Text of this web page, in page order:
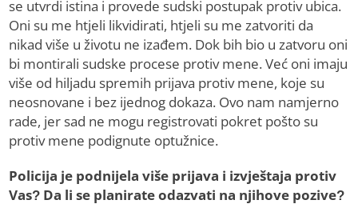
se utvrdi istina i provede sudski postupak protiv ubica.
Oni su me htjeli likvidirati, htjeli su me zatvoriti da
nikad više u životu ne izađem. Dok bih bio u zatvoru oni
bi montirali sudske procese protiv mene. Već oni imaju
više od hiljadu spremih prijava protiv mene, koje su
neosnovane i bez ijednog dokaza. Ovo nam namjerno
rade, jer sad ne mogu registrovati pokret pošto su
protiv mene podignute optužnice.
Policija je podnijela više prijava i izvještaja protiv
Vas? Da li se planirate odazvati na njihove pozive?